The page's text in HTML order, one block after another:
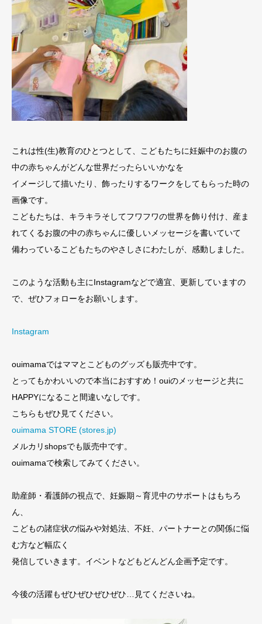
これは性(生)教育のひとつとして、こどもたちに妊娠中のお腹の
中の赤ちゃんがどんな世界だったらいいかなを
イメージして描いたり、飾ったりするワークをしてもらった時の
画像です。
こどもたちは、キラキラそしてフワフワの世界を飾り付け、産ま
れてくるお腹の中の赤ちゃんに優しいメッセージを書いていて
備わっているこどもたちのやさしさにわたしが、感動しました。
このような活動も主にInstagramなどで適宜、更新していますの
で、ぜひフォローをお願いします。
Instagram
ouimamaではママとこどものグッズも販売中です。
とってもかわいいので本当におすすめ！ouiのメッセージと共に
HAPPYになること間違いなしです。
こちらもぜひ見てください。
ouimama STORE (stores.jp)
メルカリshopsでも販売中です。
ouimamaで検索してみてください。
助産師・看護師の視点で、妊娠期～育児中のサポートはもちろ
ん、
こどもの諸症状の悩みや対処法、不妊、パートナーとの関係に悩
む方など幅広く
発信していきます。イベントなどもどんどん企画予定です。
今後の活躍もぜひぜひぜひぜひ…見てくださいね。